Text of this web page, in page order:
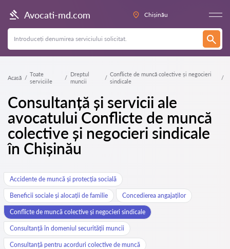
Avocati-md.com Chișinău
Acasă
Toate
serviciile
Dreptul
muncii
Conflicte de muncă colective și negocieri
sindicale
Consultanță și servicii ale
avocatului Conflicte de muncă
colective și negocieri sindicale
în Chișinău
Accidente de muncă și protecția socială
Beneficii sociale și alocații de familie Concedierea angajaților
Conflicte de muncă colective și negocieri sindicale
Consultanță în domeniul securității muncii
Consultanță pentru acorduri colective de muncă